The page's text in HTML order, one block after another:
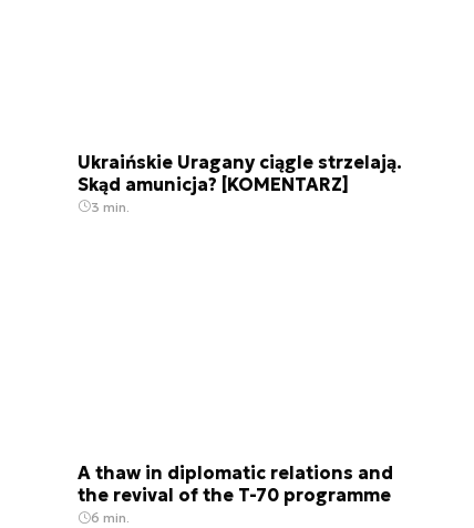
Ukraińskie Uragany ciągle strzelają.
Skąd amunicja? [KOMENTARZ]
3 min.
A thaw in diplomatic relations and
the revival of the T-70 programme
6 min.